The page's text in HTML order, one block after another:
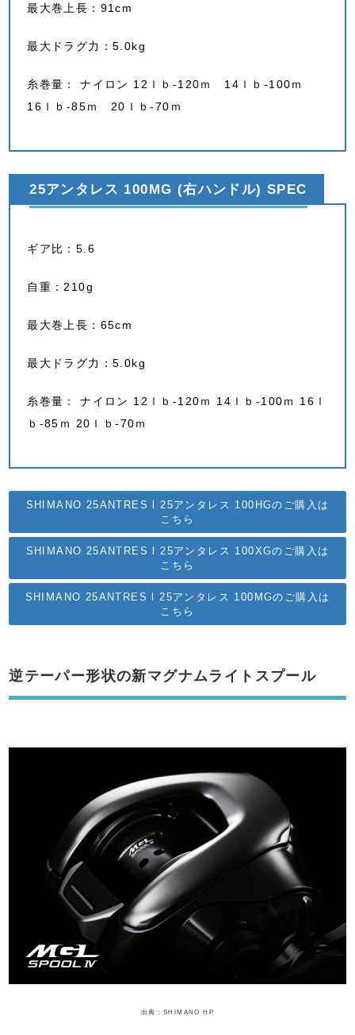
最大巻上長：91cm
最大ドラグ力：5.0kg
糸巻量： ナイロン 12ｌｂ-120ｍ 14ｌｂ-100ｍ
16ｌｂ-85ｍ 20ｌｂ-70ｍ
25アンタレス 100MG (右ハンドル) SPEC
ギア比：5.6
自重：210g
最大巻上長：65cm
最大ドラグ力：5.0kg
糸巻量： ナイロン 12ｌｂ-120ｍ 14ｌｂ-100ｍ 16ｌ
ｂ-85ｍ 20ｌｂ-70ｍ
SHIMANO 25ANTRES l 25アンタレス 100HGのご購入は
こちら
SHIMANO 25ANTRES l 25アンタレス 100XGのご購入は
こちら
SHIMANO 25ANTRES l 25アンタレス 100MGのご購入は
こちら
逆テーパー形状の新マグナムライトスプール
出典：SHIMANO HP